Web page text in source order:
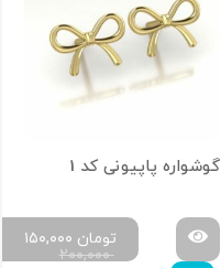
گوشواره پاپیونی کد 1
۲۰۰,۰۰۰
۱۵۰,۰۰۰ تومان